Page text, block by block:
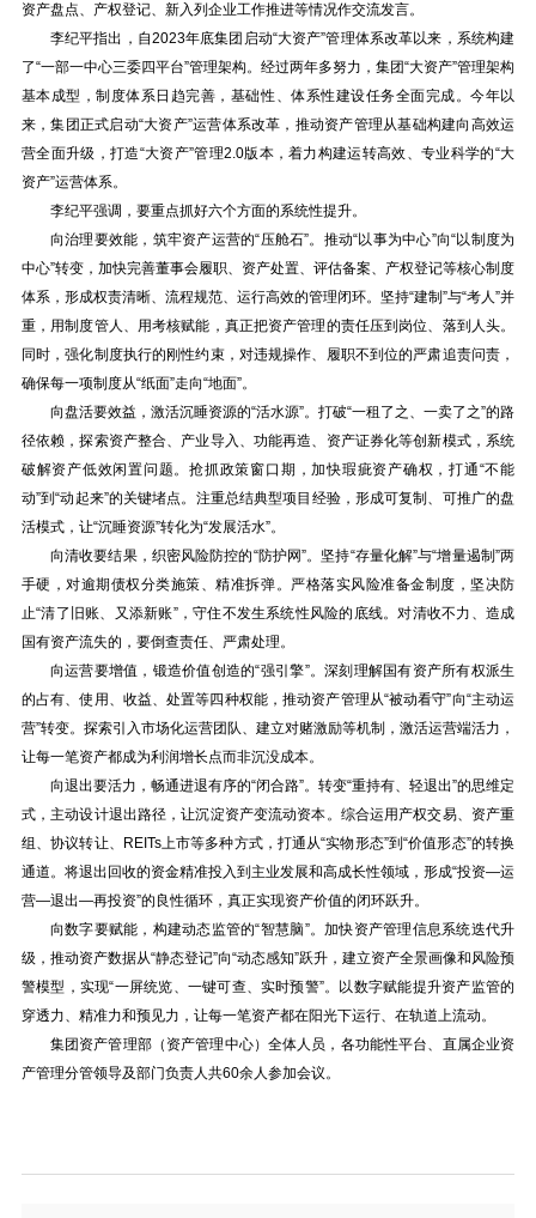
资产盘点、产权登记、新入列企业工作推进等情况作交流发言。
李纪平指出，自2023年底集团启动“大资产”管理体系改革以来，系统构建
了“一部一中心三委四平台”管理架构。经过两年多努力，集团“大资产”管理架构
基本成型，制度体系日趋完善，基础性、体系性建设任务全面完成。今年以
来，集团正式启动“大资产”运营体系改革，推动资产管理从基础构建向高效运
营全面升级，打造“大资产”管理2.0版本，着力构建运转高效、专业科学的“大
资产”运营体系。
李纪平强调，要重点抓好六个方面的系统性提升。
向治理要效能，筑牢资产运营的“压舱石”。推动“以事为中心”向“以制度为
中心”转变，加快完善董事会履职、资产处置、评估备案、产权登记等核心制度
体系，形成权责清晰、流程规范、运行高效的管理闭环。坚持“建制”与“考人”并
重，用制度管人、用考核赋能，真正把资产管理的责任压到岗位、落到人头。
同时，强化制度执行的刚性约束，对违规操作、履职不到位的严肃追责问责，
确保每一项制度从“纸面”走向“地面”。
向盘活要效益，激活沉睡资源的“活水源”。打破“一租了之、一卖了之”的路
径依赖，探索资产整合、产业导入、功能再造、资产证券化等创新模式，系统
破解资产低效闲置问题。抢抓政策窗口期，加快瑕疵资产确权，打通“不能
动”到“动起来”的关键堵点。注重总结典型项目经验，形成可复制、可推广的盘
活模式，让“沉睡资源”转化为“发展活水”。
向清收要结果，织密风险防控的“防护网”。坚持“存量化解”与“增量遏制”两
手硬，对逾期债权分类施策、精准拆弹。严格落实风险准备金制度，坚决防
止“清了旧账、又添新账”，守住不发生系统性风险的底线。对清收不力、造成
国有资产流失的，要倒查责任、严肃处理。
向运营要增值，锻造价值创造的“强引擎”。深刻理解国有资产所有权派生
的占有、使用、收益、处置等四种权能，推动资产管理从“被动看守”向“主动运
营”转变。探索引入市场化运营团队、建立对赌激励等机制，激活运营端活力，
让每一笔资产都成为利润增长点而非沉没成本。
向退出要活力，畅通进退有序的“闭合路”。转变“重持有、轻退出”的思维定
式，主动设计退出路径，让沉淀资产变流动资本。综合运用产权交易、资产重
组、协议转让、REITs上市等多种方式，打通从“实物形态”到“价值形态”的转换
通道。将退出回收的资金精准投入到主业发展和高成长性领域，形成“投资—运
营—退出—再投资”的良性循环，真正实现资产价值的闭环跃升。
向数字要赋能，构建动态监管的“智慧脑”。加快资产管理信息系统迭代升
级，推动资产数据从“静态登记”向“动态感知”跃升，建立资产全景画像和风险预
警模型，实现“一屏统览、一键可查、实时预警”。以数字赋能提升资产监管的
穿透力、精准力和预见力，让每一笔资产都在阳光下运行、在轨道上流动。
集团资产管理部（资产管理中心）全体人员，各功能性平台、直属企业资
产管理分管领导及部门负责人共60余人参加会议。